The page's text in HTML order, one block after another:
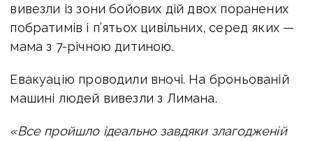
вивезли із зони бойових дій двох поранених
побратимів і п’ятьох цивільних, серед яких —
мама з 7-річною дитиною.
Евакуацію проводили вночі. На броньованій
машині людей вивезли з Лимана.
«Все пройшло ідеально завдяки злагодженій